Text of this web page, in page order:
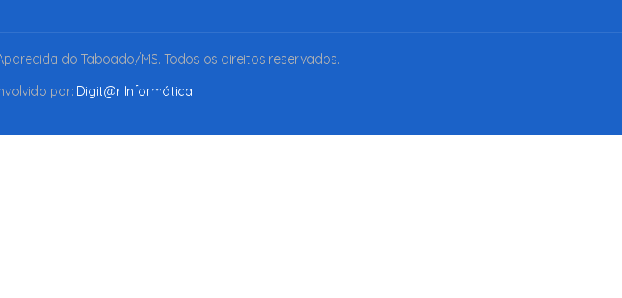
do Taboado/MS. Todos os direitos reservados.
por: Digit@r Informática